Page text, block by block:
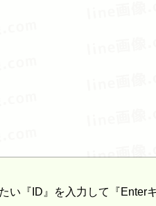
い『ID』を入力して『Enter